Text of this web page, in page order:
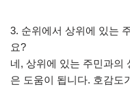
3. 순위에서 상위에 있는
요?
네, 상위에 있는 주민과의
은 도움이 됩니다. 호감도